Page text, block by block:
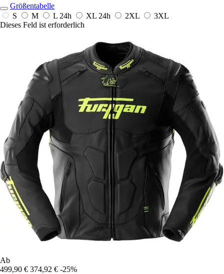
Größentabelle
S
M L 24h XL 24h 2XL
3XL
Dieses Feld ist erforderlich
Ab
499,90 € 374,92 € -25%